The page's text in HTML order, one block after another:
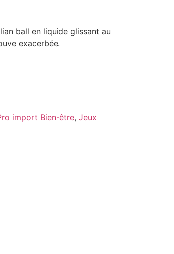
ball en liquide glissant au
exacerbée.
import Bien-être, Jeux